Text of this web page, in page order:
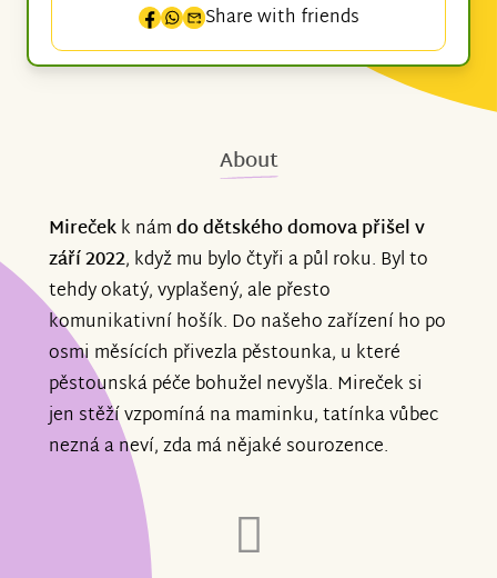
Share with friends
About
Mirečekk námdo dětského domovapřišel v
září 2022, když mu bylo čtyři a půl roku. Byl to
tehdy okatý, vyplašený, ale přesto
komunikativní hošík. Do našeho zařízení ho po
osmi měsících přivezla pěstounka, u které
pěstounská péče bohužel nevyšla. Mireček si
jen stěží vzpomíná na maminku, tatínka vůbec
nezná a neví, zda má nějaké sourozence.